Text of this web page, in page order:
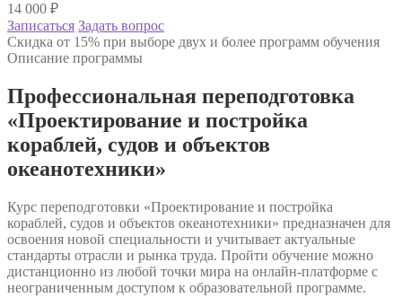
14 000 ₽
Записаться Задать вопрос
Скидка от 15% при выборе двух и более программ обучения
Описание программы
Профессиональная переподготовка
«Проектирование и постройка
кораблей, судов и объектов
океанотехники»
Курс переподготовки «Проектирование и постройка
кораблей, судов и объектов океанотехники» предназначен для
освоения новой специальности и учитывает актуальные
стандарты отрасли и рынка труда. Пройти обучение можно
дистанционно из любой точки мира на онлайн-платформе с
неограниченным доступом к образовательной программе.